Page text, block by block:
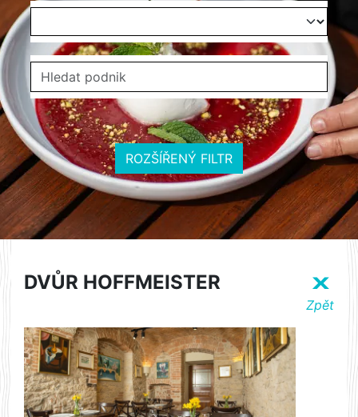
ROZŠÍŘENÝ FILTR
DVŮR HOFFMEISTER X
Zpět